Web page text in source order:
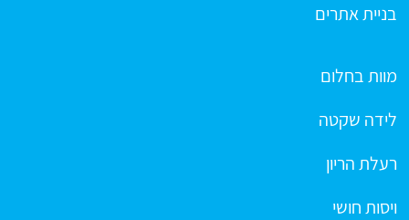
בניית אתרים
מוות בחלום
לידה שקטה
רעלת הריון
ויסות חושי